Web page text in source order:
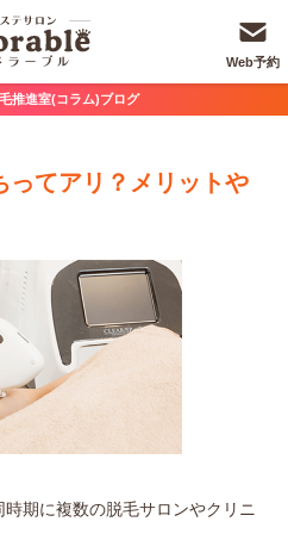
推進室(コラム)ブログ
Web予約
ってアリ？メリットや
期に複数の脱毛サロンやクリニ